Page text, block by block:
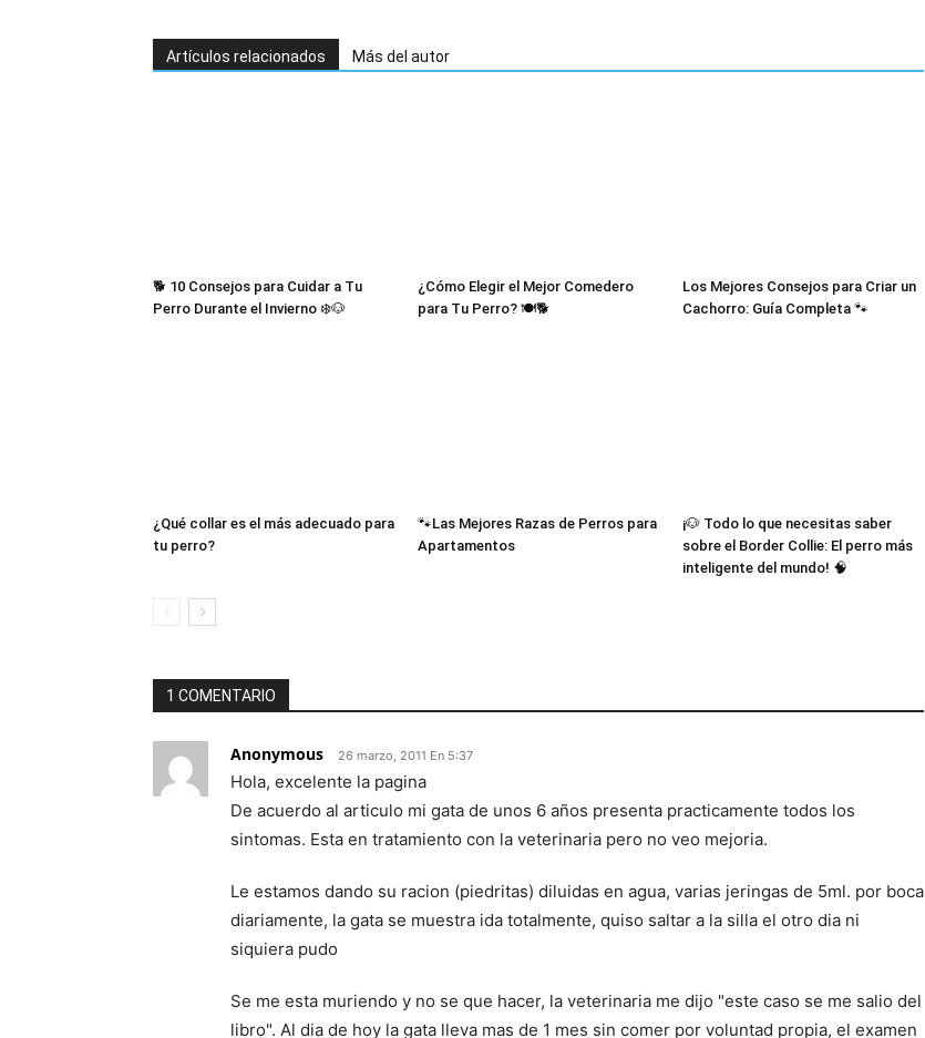
Artículos relacionados Más del autor
🐕 10 Consejos para Cuidar a Tu
Perro Durante el Invierno ❄️🐶
¿Cómo Elegir el Mejor Comedero
para Tu Perro? 🍽️🐕
Los Mejores Consejos para Criar un
Cachorro: Guía Completa 🐾
¿Qué collar es el más adecuado para
tu perro?
🐾Las Mejores Razas de Perros para
Apartamentos
¡🐶 Todo lo que necesitas saber
sobre el Border Collie: El perro más
inteligente del mundo! 🧠
1 COMENTARIO
Anonymous 26 marzo, 2011 En 5:37
Hola, excelente la pagina
De acuerdo al articulo mi gata de unos 6 años presenta practicamente todos los
sintomas. Esta en tratamiento con la veterinaria pero no veo mejoria.
Le estamos dando su racion (piedritas) diluidas en agua, varias jeringas de 5ml. por boca
diariamente, la gata se muestra ida totalmente, quiso saltar a la silla el otro dia ni
siquiera pudo
Se me esta muriendo y no se que hacer, la veterinaria me dijo "este caso se me salio del
libro". Al dia de hoy la gata lleva mas de 1 mes sin comer por voluntad propia, el examen